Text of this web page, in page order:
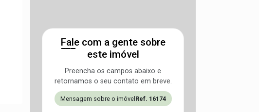
Fale com a gente sobre
este imóvel
Preencha os campos abaixo e
retornamos o seu contato em breve.
Mensagem sobre o imóvel Ref. 16174